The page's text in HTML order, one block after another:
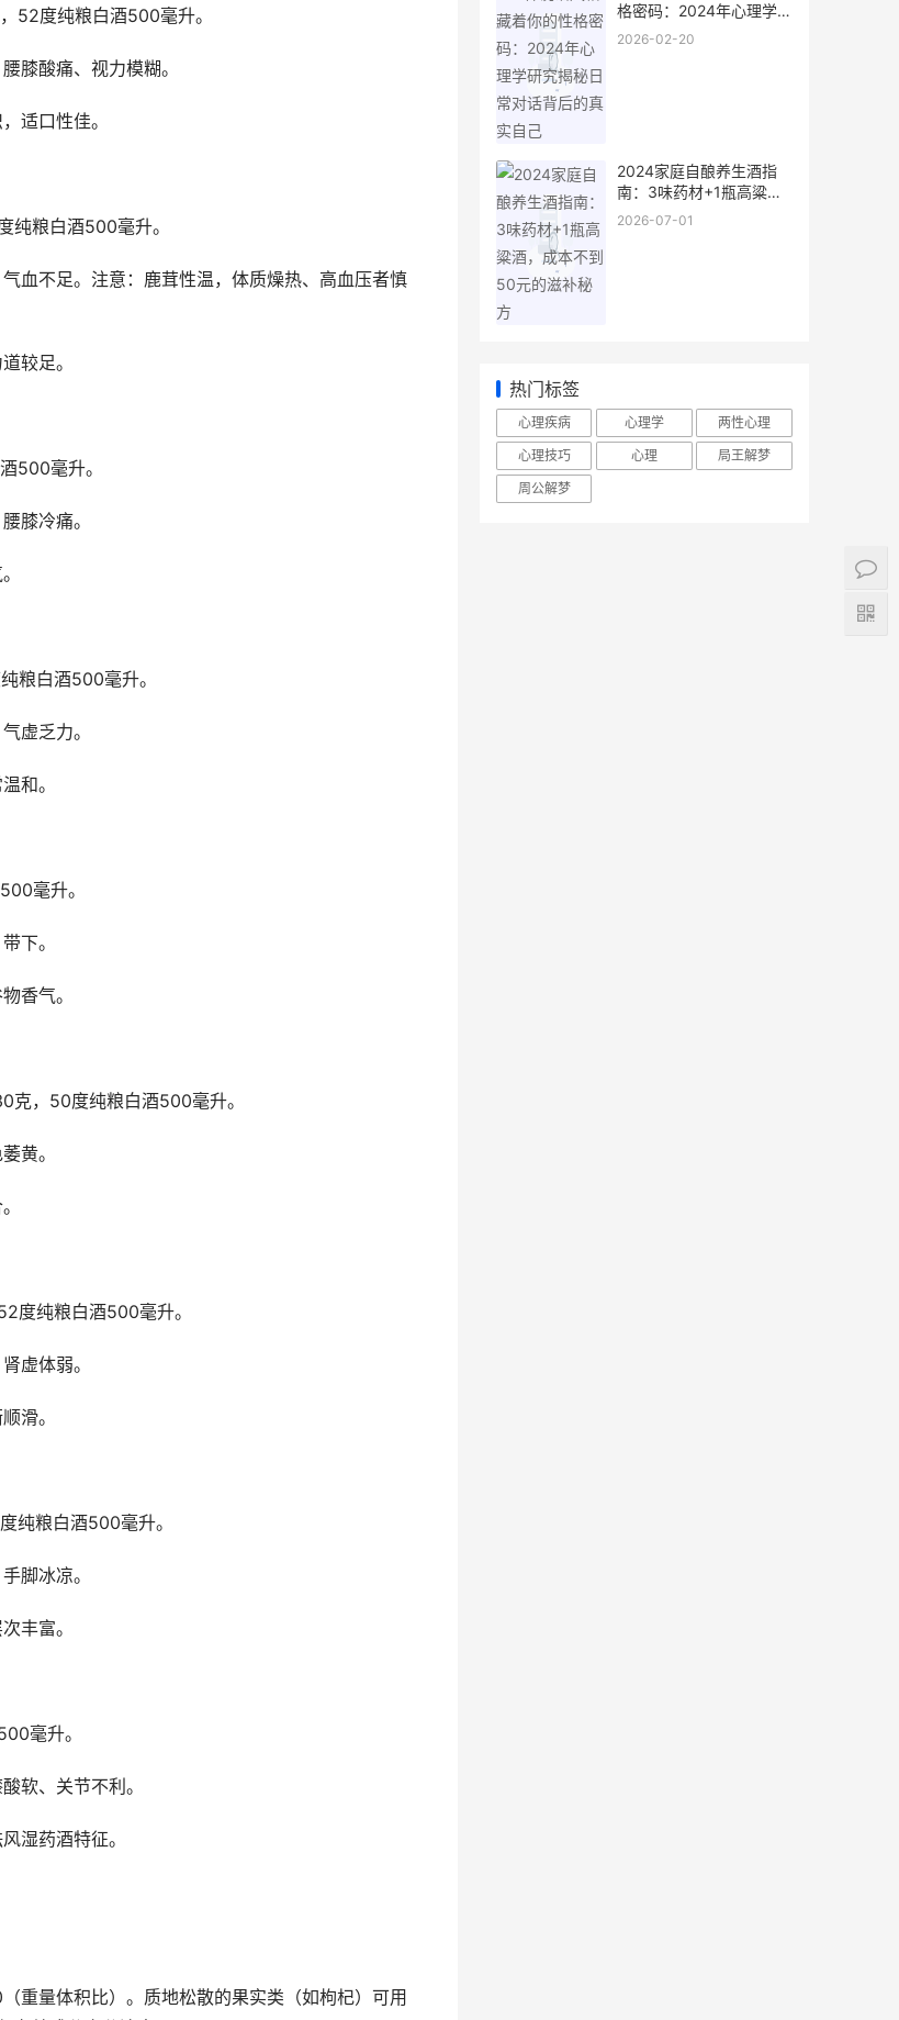
52度纯粮白酒500毫升。
膝酸痛、视力模糊。
适口性佳。
纯粮白酒500毫升。
血不足。注意：鹿茸性温，体质燥热、高血压者慎
较足。
500毫升。
膝冷痛。
粮白酒500毫升。
虚乏力。
和。
毫升。
下。
香气。
克，50度纯粮白酒500毫升。
黄。
度纯粮白酒500毫升。
虚体弱。
滑。
纯粮白酒500毫升。
脚冰凉。
丰富。
毫升。
软、关节不利。
湿药酒特征。
重量体积比）。质地松散的果实类（如枸杞）可用
格密码：2024年心理学研
究揭秘日常对话背后的真
2026-02-20
2024家庭自酿养生酒指
南：3味药材+1瓶高粱
酒，成本不到50元的滋补
2026-07-01
热门标签
心理疾病 心理学
两性心理
心理技巧
心理
局王解梦
周公解梦